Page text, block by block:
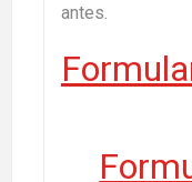
antes.